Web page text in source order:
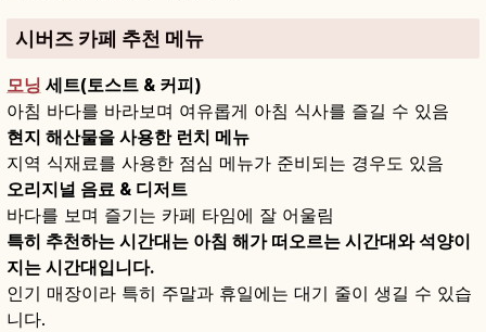
시버즈 카페 추천 메뉴
모닝 세트(토스트 & 커피)
아침 바다를 바라보며 여유롭게 아침 식사를 즐길 수 있음
현지 해산물을 사용한 런치 메뉴
지역 식재료를 사용한 점심 메뉴가 준비되는 경우도 있음
오리지널 음료 & 디저트
바다를 보며 즐기는 카페 타임에 잘 어울림
특히 추천하는 시간대는 아침 해가 떠오르는 시간대와 석양이
지는 시간대입니다.
인기 매장이라 특히 주말과 휴일에는 대기 줄이 생길 수 있습
니다.